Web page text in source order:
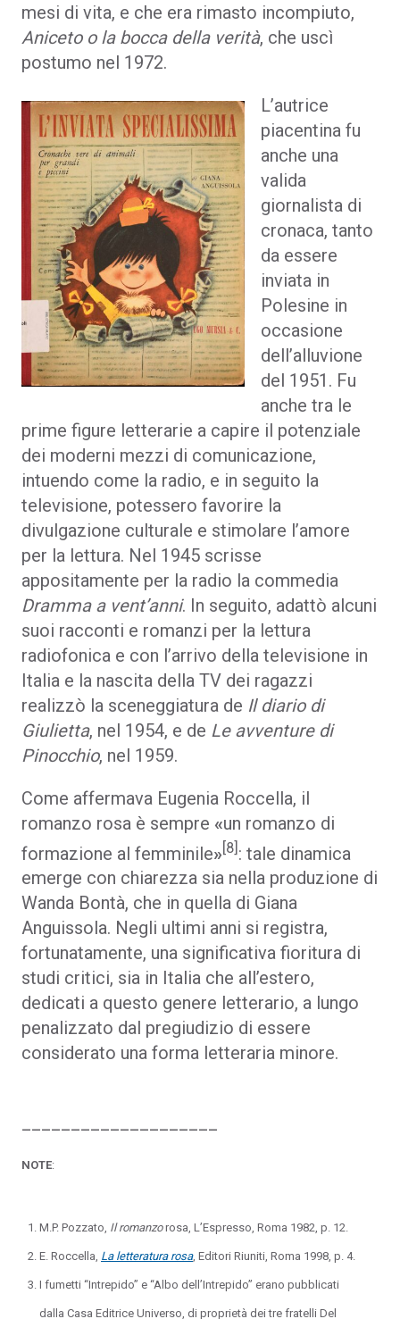
mesi di vita, e che era rimasto incompiuto,
Aniceto o la bocca della verità, che uscì
postumo nel 1972.
L’autrice
piacentina fu
anche una
valida
giornalista di
cronaca, tanto
da essere
inviata in
Polesine in
occasione
dell’alluvione
del 1951. Fu
anche tra le
prime figure letterarie a capire il potenziale
dei moderni mezzi di comunicazione,
intuendo come la radio, e in seguito la
televisione, potessero favorire la
divulgazione culturale e stimolare l’amore
per la lettura. Nel 1945 scrisse
appositamente per la radio la commedia
Dramma a vent’anni. In seguito, adattò alcuni
suoi racconti e romanzi per la lettura
radiofonica e con l’arrivo della televisione in
Italia e la nascita della TV dei ragazzi
realizzò la sceneggiatura de Il diario di
Giulietta, nel 1954, e de Le avventure di
Pinocchio, nel 1959.
Come affermava Eugenia Roccella, il
romanzo rosa è sempre «un romanzo di
formazione al femminile» [8] : tale dinamica
emerge con chiarezza sia nella produzione di
Wanda Bontà, che in quella di Giana
Anguissola. Negli ultimi anni si registra,
fortunatamente, una significativa fioritura di
studi critici, sia in Italia che all’estero,
dedicati a questo genere letterario, a lungo
penalizzato dal pregiudizio di essere
considerato una forma letteraria minore.
NOTE:
M.P. Pozzato, Il romanzorosa, L’Espresso, Roma 1982, p. 12.
E. Roccella, La letteratura rosa, Editori Riuniti, Roma 1998, p. 4.
I fumetti “Intrepido” e “Albo dell’Intrepido” erano pubblicati
dalla Casa Editrice Universo, di proprietà dei tre fratelli Del